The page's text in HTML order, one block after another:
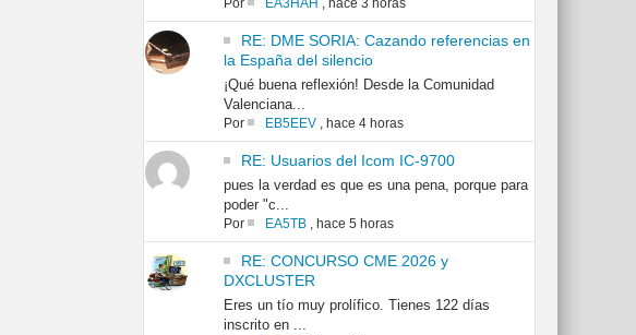
Por EA3HAH , hace 3 horas
RE: DME SORIA: Cazando referencias en
la España del silencio
¡Qué buena reflexión! Desde la Comunidad
Valenciana...
Por EB5EEV, hace 4 horas
RE: Usuarios del Icom IC-9700
pues la verdad es que es una pena, porque para
poder "c...
Por EA5TB, hace 5 horas
RE: CONCURSO CME 2026 y
DXCLUSTER
Eres un tío muy prolífico. Tienes 122 días
inscrito en ...